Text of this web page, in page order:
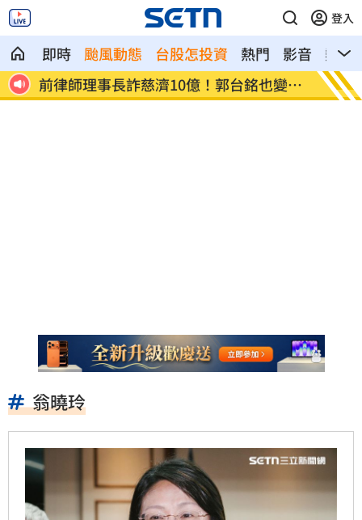
登入
即時 颱風動態 台股怎投資 熱門 影音
熱搜
人
闖廢棄宅挨告！晚安小雞開庭：想重新做
人
翁曉
翁曉玲